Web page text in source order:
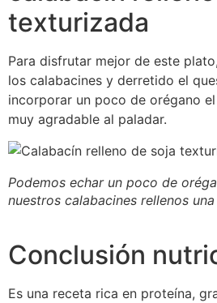
texturizada
Para disfrutar mejor de este
los calabacines y derretido el
incorporar un poco de orégano
muy agradable al paladar.
Podemos echar un poco de
nuestros calabacines rellenos
Conclusión
Es una receta rica en proteína,